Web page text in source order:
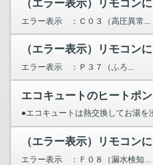
エラー表示 ：Ｃ０３（高圧異常...
エラー表示 ：Ｐ３７（ふろ...
●エコキュートは熱交換してお湯を
エラー表示 ：Ｆ０８（漏水検知...